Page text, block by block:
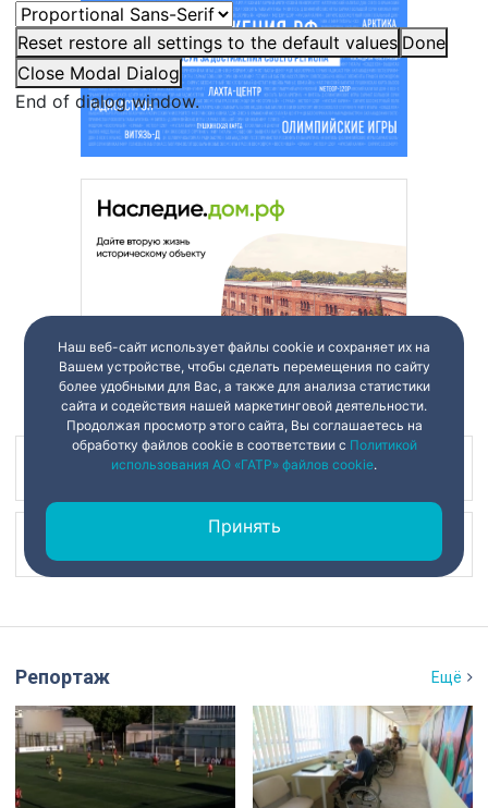
Reset restore all settings to the default values Done
Close Modal Dialog
End of dialog window.
Наш канал в
Репортаж Ещё
Наш веб-сайт использует файлы cookie и сохраняет их на
Вашем устройстве, чтобы сделать перемещения по сайту
более удобными для Вас, а также для анализа статистики
сайта и содействия нашей маркетинговой деятельности.
Продолжая просмотр этого сайта, Вы соглашаетесь на
обработку файлов cookie в соответствии с Политикой
использования АО «ГАТР» файлов cookie.
Принять